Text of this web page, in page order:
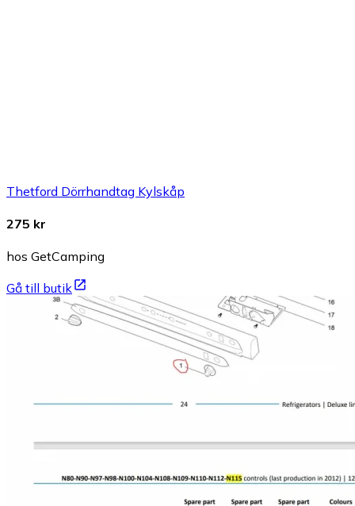
Thetford Dörrhandtag Kylskåp
275 kr
hos GetCamping
Gå till butik